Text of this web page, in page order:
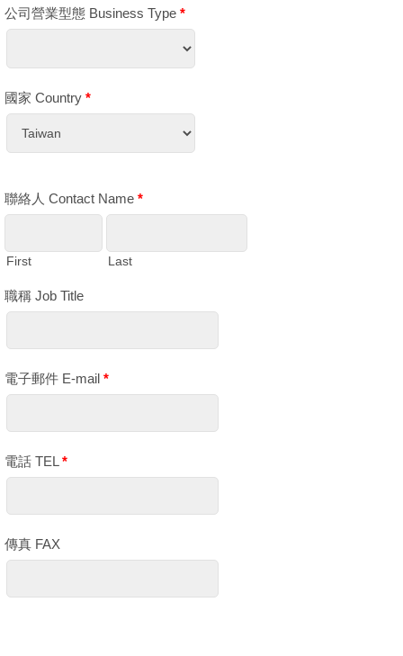
公司營業型態 Business Type *
國家 Country *
聯絡人 Contact Name *
First Last
職稱 Job Title
電子郵件 E-mail *
電話 TEL*
傳真 FAX